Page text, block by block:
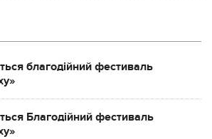
благодійний фестиваль
Благодійний фестиваль